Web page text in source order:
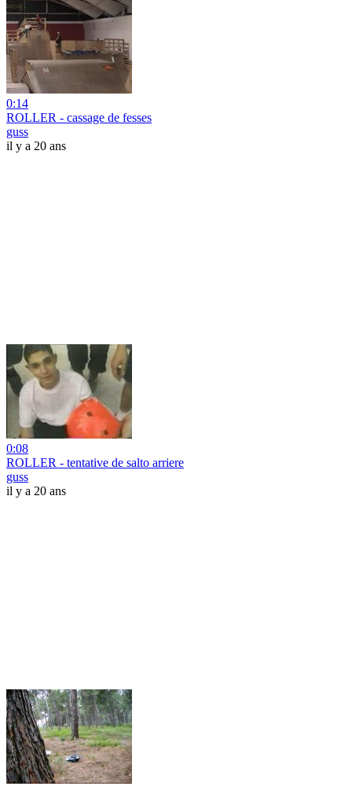
0:14
ROLLER - cassage de fesses
guss
il y a 20 ans
0:08
ROLLER - tentative de salto arriere
guss
il y a 20 ans